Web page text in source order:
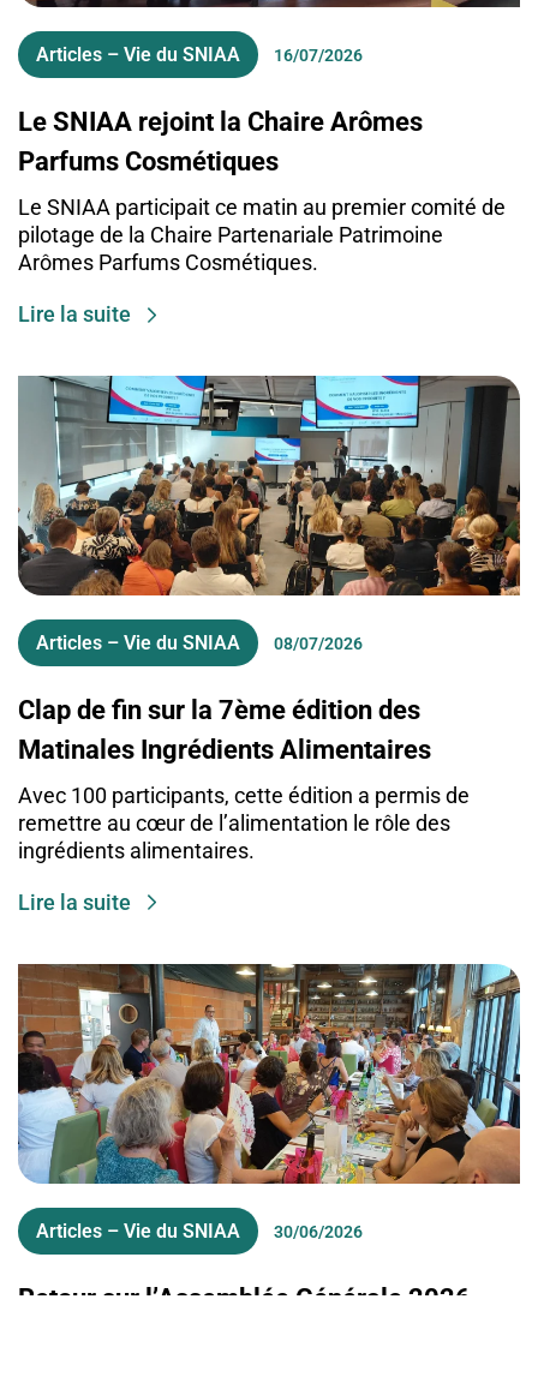
Articles – Vie du SNIAA 16/07/2026
Le SNIAA rejoint la Chaire Arômes
Parfums Cosmétiques
Le SNIAA participait ce matin au premier comité de
pilotage de la Chaire Partenariale Patrimoine
Arômes Parfums Cosmétiques.
Lire la suite
Articles – Vie du SNIAA 08/07/2026
Clap de fin sur la 7ème édition des
Matinales Ingrédients Alimentaires
Avec 100 participants, cette édition a permis de
remettre au cœur de l’alimentation le rôle des
ingrédients alimentaires.
Lire la suite
Articles – Vie du SNIAA 30/06/2026
Retour sur l’Assemblée Générale 2026